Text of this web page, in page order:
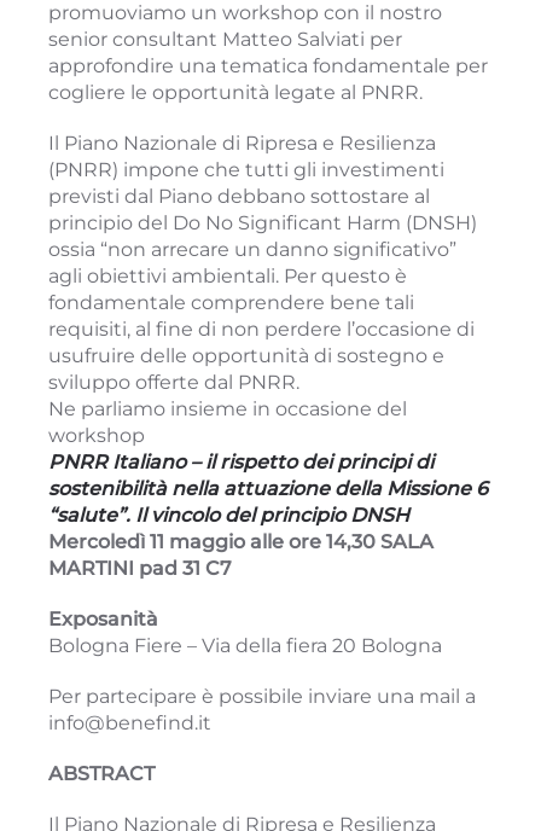
promuoviamo un workshop con il nostro
senior consultant Matteo Salviati per
approfondire una tematica fondamentale per
cogliere le opportunità legate al PNRR.
Il Piano Nazionale di Ripresa e Resilienza
(PNRR) impone che tutti gli investimenti
previsti dal Piano debbano sottostare al
principio del Do No Significant Harm (DNSH)
ossia “non arrecare un danno significativo”
agli obiettivi ambientali. Per questo è
fondamentale comprendere bene tali
requisiti, al fine di non perdere l’occasione di
usufruire delle opportunità di sostegno e
sviluppo offerte dal PNRR.
Ne parliamo insieme in occasione del
workshop
PNRR Italiano – il rispetto dei principi di
sostenibilità nella attuazione della Missione 6
“salute”. Il vincolo del principio DNSH
Mercoledì 11 maggio alle ore 14,30 SALA
MARTINI pad 31 C7
Exposanità
Bologna Fiere – Via della fiera 20 Bologna
Per partecipare è possibile inviare una mail a
info@benefind.it
ABSTRACT
Il Piano Nazionale di Ripresa e Resilienza